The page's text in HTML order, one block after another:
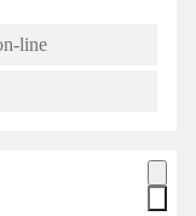
line